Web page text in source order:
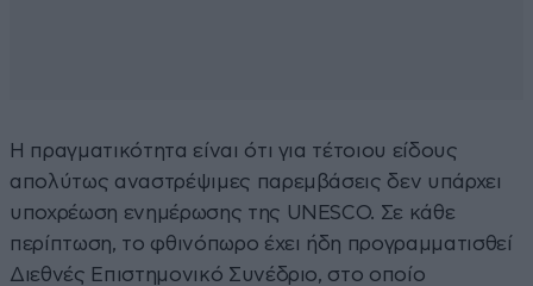
Η πραγματικότητα είναι ότι για τέτοιου είδους
απολύτως αναστρέψιμες παρεμβάσεις δεν υπάρχει
υποχρέωση ενημέρωσης της UNESCO. Σε κάθε
περίπτωση, το φθινόπωρο έχει ήδη προγραμματισθεί
Διεθνές Επιστημονικό Συνέδριο, στο οποίο